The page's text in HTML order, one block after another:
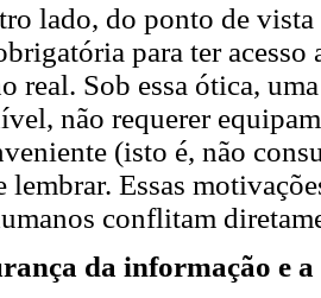
lado, do ponto de vista
para ter acesso
real. Sob essa ótica,
não requerer
(isto é, não
lembrar. Essas
conflitam
da informação e a